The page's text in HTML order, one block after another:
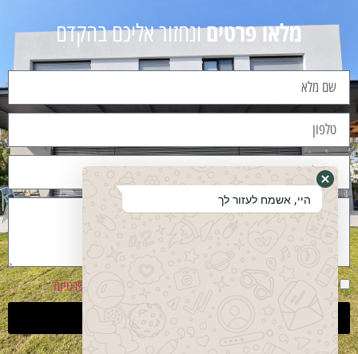
מלאו פרטיםונחזור אליכם בהקדם
למדיניות פרטיות
היי, אשמח לעזור לך